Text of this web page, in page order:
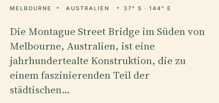
MELBOURNE AUSTRALIEN 37° S · 144° E
Die Montague Street Bridge im Süden von
Melbourne, Australien, ist eine
jahrhundertealte Konstruktion, die zu
einem faszinierenden Teil der
städtischen…